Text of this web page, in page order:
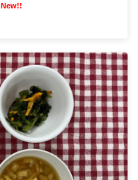
New!!